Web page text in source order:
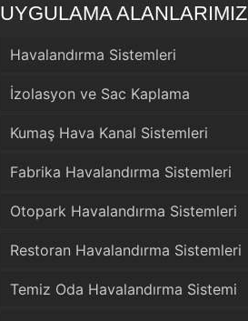
UYGULAMA ALANLARIMIZ
Havalandırma Sistemleri
İzolasyon ve Sac Kaplama
Kumaş Hava Kanal Sistemleri
Fabrika Havalandırma Sistemleri
Otopark Havalandırma Sistemleri
Restoran Havalandırma Sistemleri
Temiz Oda Havalandırma Sistemi